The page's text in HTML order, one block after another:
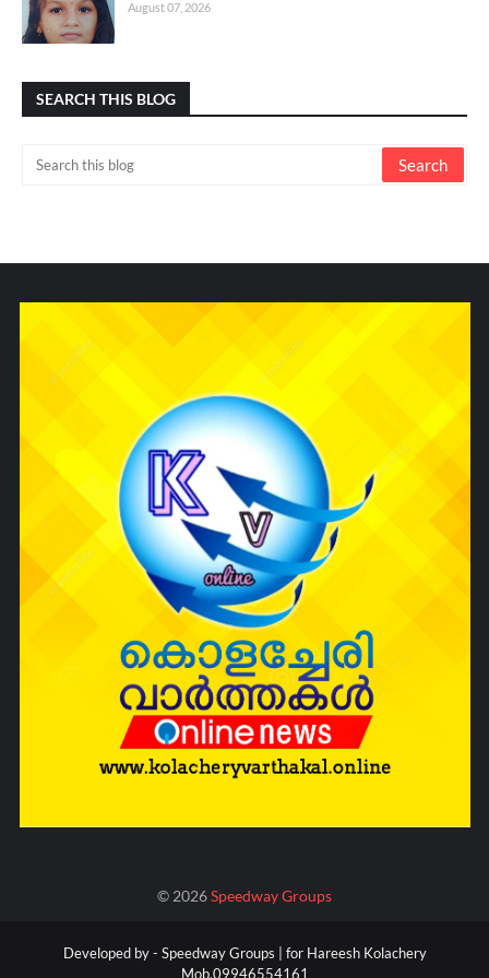
August 07, 2026
SEARCH THIS BLOG
©2026Speedway Groups
Developed by - Speedway Groups | for Hareesh Kolachery
Mob.09946554161